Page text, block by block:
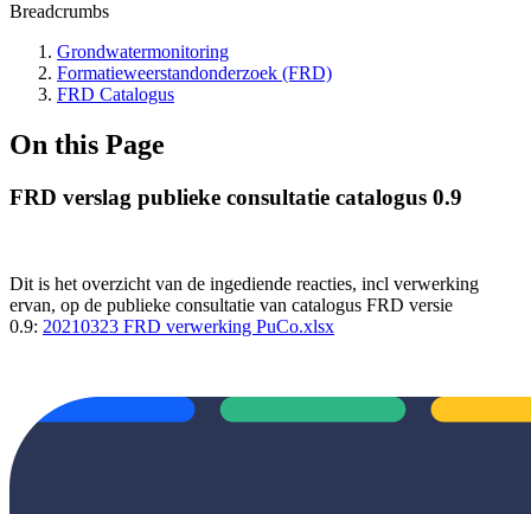
Breadcrumbs
Grondwatermonitoring
Formatieweerstandonderzoek (FRD)
FRD Catalogus
On this Page
FRD verslag publieke consultatie catalogus 0.9
Dit is het overzicht van de ingediende reacties, incl verwerking
ervan, op de publieke consultatie van catalogus FRD versie
0.9: 20210323 FRD verwerking PuCo.xlsx